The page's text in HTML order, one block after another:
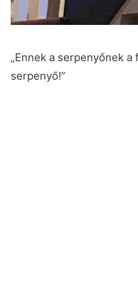
„Ennek a serpenyőnek
serpenyő!”